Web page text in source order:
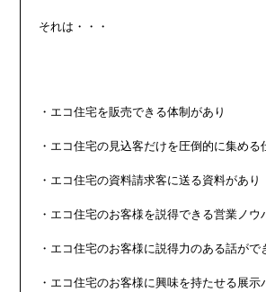
それは・・・
・エコ住宅を販売できる体制があり
・エコ住宅の見込客だけを圧倒的に集める
・エコ住宅の資料請求客に送る資料があり
・エコ住宅のお客様を説得できる営業ノウ
・エコ住宅のお客様に説得力のある話が
・エコ住宅のお客様に興味を持たせる展示